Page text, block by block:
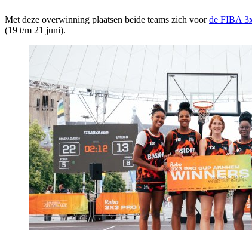
Met deze overwinning plaatsen beide teams zich voorde FIBA
(19 t/m 21 juni).